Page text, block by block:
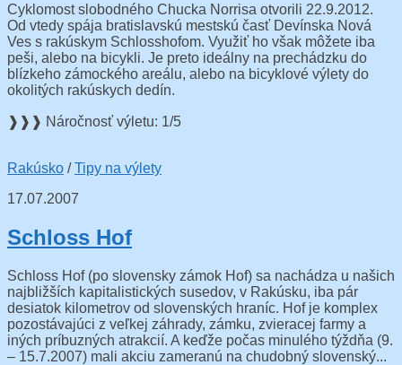
Cyklomost slobodného Chucka Norrisa otvorili 22.9.2012.
Od vtedy spája bratislavskú mestskú časť Devínska Nová
Ves s rakúskym Schlosshofom. Využiť ho však môžete iba
peši, alebo na bicykli. Je preto ideálny na prechádzku do
blízkeho zámockého areálu, alebo na bicyklové výlety do
okolitých rakúskych dedín.
❱❱❱ Náročnosť výletu: 1/5
Rakúsko /Tipy na výlety
17.07.2007
Schloss Hof
Schloss Hof (po slovensky zámok Hof) sa nachádza u našich
najbližších kapitalistických susedov, v Rakúsku, iba pár
desiatok kilometrov od slovenských hraníc. Hof je komplex
pozostávajúci z veľkej záhrady, zámku, zvieracej farmy a
iných príbuzných atrakcií. A keďže počas minulého týždňa (9.
– 15.7.2007) mali akciu zameranú na chudobný slovenský...